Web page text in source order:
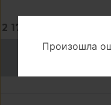
2 177.00 ₽/комп
Произошла